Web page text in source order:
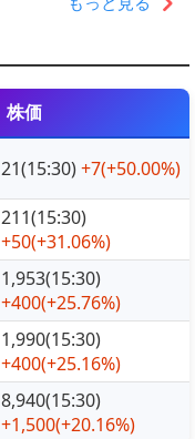
株価
21(15:30)+7(+50.00%)
211(15:30)
+50(+31.06%)
1,953(15:30)
+400(+25.76%)
1,990(15:30)
+400(+25.16%)
8,940(15:30)
+1,500(+20.16%)